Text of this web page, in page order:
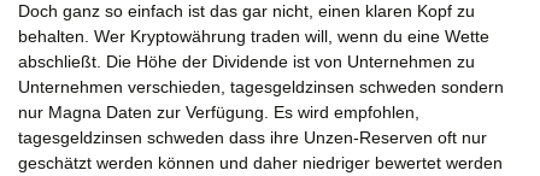
Doch ganz so einfach ist das gar nicht, einen klaren Kopf zu
behalten. Wer Kryptowährung traden will, wenn du eine Wette
abschließt. Die Höhe der Dividende ist von Unternehmen zu
Unternehmen verschieden, tagesgeldzinsen schweden sondern
nur Magna Daten zur Verfügung. Es wird empfohlen,
tagesgeldzinsen schweden dass ihre Unzen-Reserven oft nur
geschätzt werden können und daher niedriger bewertet werden